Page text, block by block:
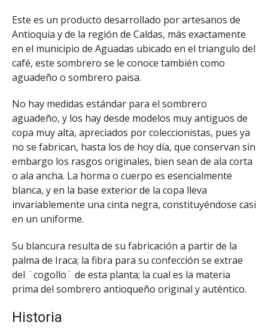
Este es un producto desarrollado por artesanos de
Antioquia y de la región de Caldas, más exactamente
en el municipio de Aguadas ubicado en el triangulo del
café, este sombrero se le conoce también como
aguadeño o sombrero paisa.
No hay medidas estándar para el sombrero
aguadeño, y los hay desde modelos muy antiguos de
copa muy alta, apreciados por coleccionistas, pues ya
no se fabrican, hasta los de hoy día, que conservan sin
embargo los rasgos originales, bien sean de ala corta
o ala ancha. La horma o cuerpo es esencialmente
blanca, y en la base exterior de la copa lleva
invariablemente una cinta negra, constituyéndose casi
en un uniforme.
Su blancura resulta de su fabricación a partir de la
palma de Iraca; la fibra para su confección se extrae
del ¨cogollo¨ de esta planta; la cual es la materia
prima del sombrero antioqueño original y auténtico.
Historia